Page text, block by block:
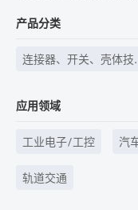
产品分类
连接器、开关、壳体技
应用领域
工业电子/工控 汽
轨道交通